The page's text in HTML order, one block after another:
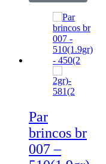
Par
brincos br
007 –